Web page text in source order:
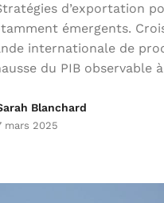
d’exportation
émergents.
internationale de
du PIB observable
Blanchard
mars 2025